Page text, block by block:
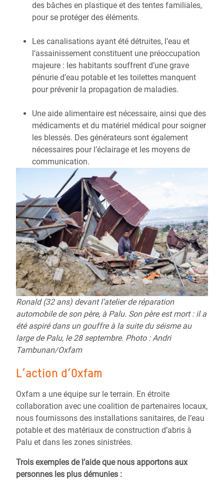
des bâches en plastique et des tentes familiales,
pour se protéger des éléments.
Les canalisations ayant été détruites, l’eau et
l’assainissement constituent une préoccupation
majeure : les habitants souffrent d’une grave
pénurie d’eau potable et les toilettes manquent
pour prévenir la propagation de maladies.
Une aide alimentaire est nécessaire, ainsi que des
médicaments et du matériel médical pour soigner
les blessés. Des générateurs sont également
nécessaires pour l’éclairage et les moyens de
communication.
Ronald (32 ans) devant l’atelier de réparation
automobile de son père, à Palu. Son père est mort : il a
été aspiré dans un gouffre à la suite du séisme au
large de Palu, le 28 septembre. Photo : Andri
Tambunan/Oxfam
L’action d’Oxfam
Oxfam a une équipe sur le terrain. En étroite
collaboration avec une coalition de partenaires locaux,
nous fournissons des installations sanitaires, de l’eau
potable et des matériaux de construction d’abris à
Palu et dans les zones sinistrées.
Trois exemples de l’aide que nous apportons aux
personnes les plus démunies :